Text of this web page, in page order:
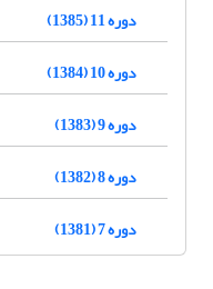
دوره 11 (1385)
دوره 10 (1384)
دوره 9 (1383)
دوره 8 (1382)
دوره 7 (1381)